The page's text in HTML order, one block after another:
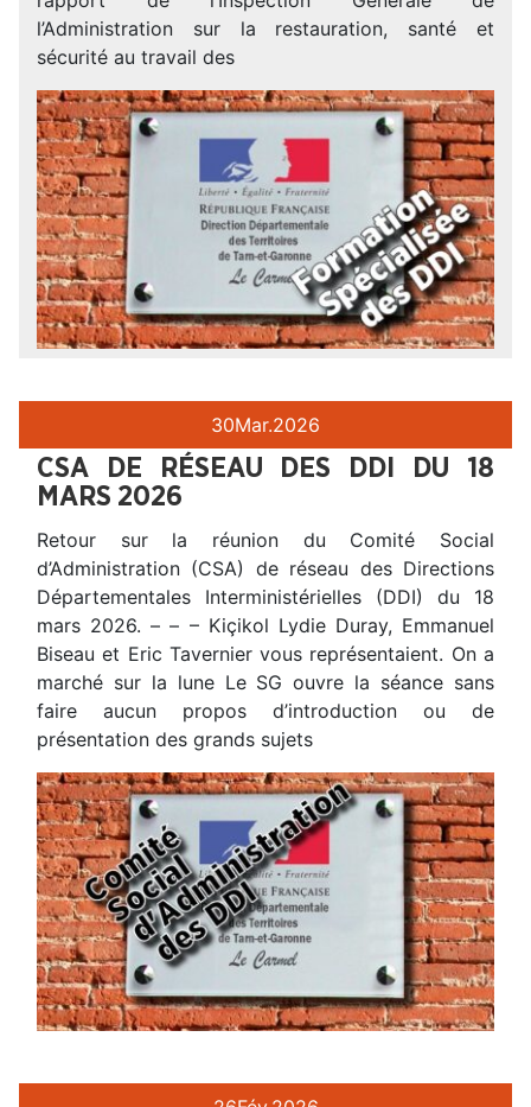
l’Administration sur la restauration, santé et
sécurité au travail des
30Mar.2026
CSA DE RÉSEAU DES DDI DU 18
MARS 2026
Retour sur la réunion du Comité Social
d’Administration (CSA) de réseau des Directions
Départementales Interministérielles (DDI) du 18
mars 2026. – – – Kiçikol Lydie Duray, Emmanuel
Biseau et Eric Tavernier vous représentaient. On a
marché sur la lune Le SG ouvre la séance sans
faire aucun propos d’introduction ou de
présentation des grands sujets